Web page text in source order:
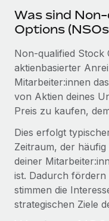
Geräten
Schnelle,
Niederlassungen
Mobilität und
Mühelose
Benefits
Mühelose
Managements –
globalen
Auf einen Blick
Transformation einer
Mehr erfahren
Contractor
Steuern
Den Blog erkunden
Neues zu
Gusto und Zero
Auch im neuen Jahr
aller Größen dabei
Was sind
Options
Non-qualified Stock
aktienbasierter
Mitarbeiter:innen
von Aktien deines
Preis zu kaufen,
Dies erfolgt
Zeitraum, der
deiner
ist. Dadurch fördern
stimmen die
strategischen Ziele